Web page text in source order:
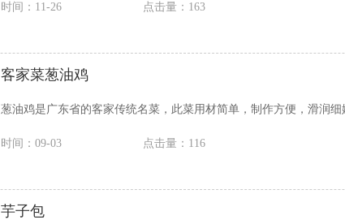
时间：11-26 点击量：163
客家菜葱油鸡
葱油鸡是广东省的客家传统名菜，此菜用材简单，制作方便，滑润
时间：09-03 点击量：116
芋子包